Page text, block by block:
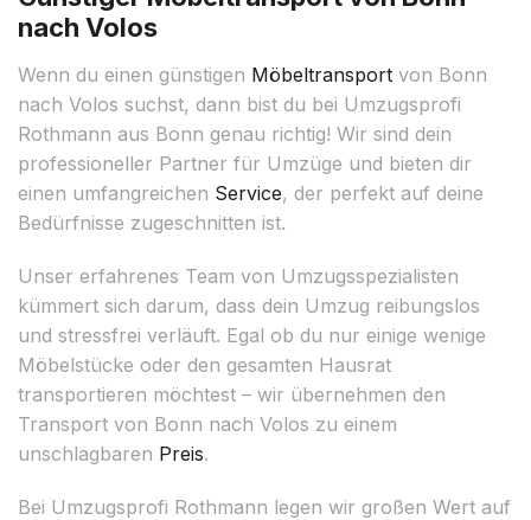
nach Volos
Wenn du einen günstigen Möbeltransport von Bonn
nach Volos suchst, dann bist du bei Umzugsprofi
Rothmann aus Bonn genau richtig! Wir sind dein
professioneller Partner für Umzüge und bieten dir
einen umfangreichen Service, der perfekt auf deine
Bedürfnisse zugeschnitten ist.
Unser erfahrenes Team von Umzugsspezialisten
kümmert sich darum, dass dein Umzug reibungslos
und stressfrei verläuft. Egal ob du nur einige wenige
Möbelstücke oder den gesamten Hausrat
transportieren möchtest – wir übernehmen den
Transport von Bonn nach Volos zu einem
unschlagbaren Preis.
Bei Umzugsprofi Rothmann legen wir großen Wert auf